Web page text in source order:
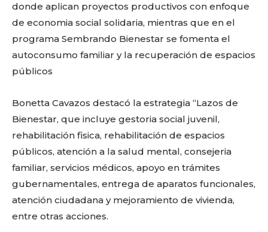
Facebook
Twitter
EmailWhatsApp
Copy
Link
Gmail
Telegram
Don't miss
out!
donde aplican proyectos productivos con enfoque
de economia social solidaria, mientras que en el
programa Sembrando Bienestar se fomenta el
autoconsumo familiar y la recuperación de espacios
públicos
Bonetta Cavazos destacó la estrategia “Lazos de
Bienestar, que incluye gestoria social juvenil,
rehabilitación fisica, rehabilitación de espacios
públicos, atención a la salud mental, consejeria
familiar, servicios médicos, apoyo en trámites
gubernamentales, entrega de aparatos funcionales,
atención ciudadana y mejoramiento de vivienda,
entre otras acciones.